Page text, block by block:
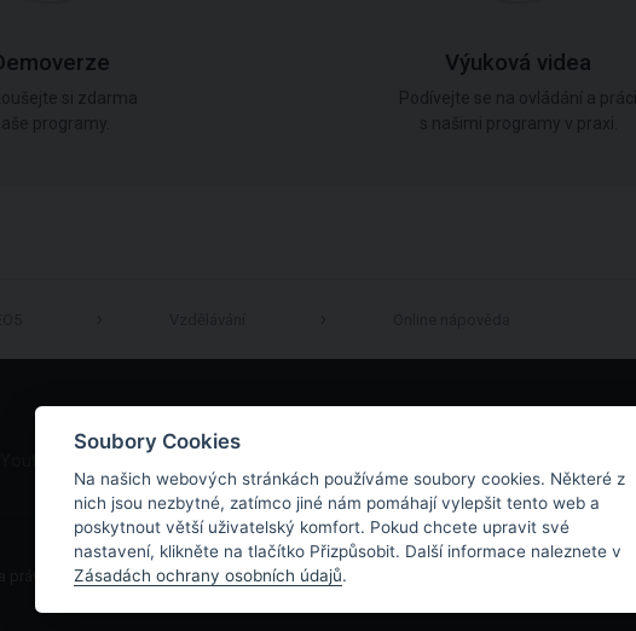
Výuková videa
práva vyhrazena |Mapa stránek|Ochrana osobních údajů
Soubory Cookies
Na našich webových stránkách používáme soubory cookies. Některé z
nich jsou nezbytné, zatímco jiné nám pomáhají vylepšit tento web a
poskytnout větší uživatelský komfort. Pokud chcete upravit své
nastavení, klikněte na tlačítko Přizpůsobit. Další informace naleznete v
Zásadách ochrany osobních údajů.